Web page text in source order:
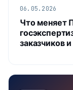
06.05.2026
Что меняет
заказчиков